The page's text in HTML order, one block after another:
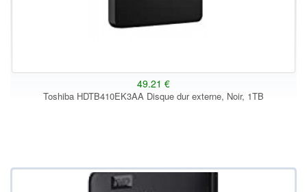
49.21 €
Toshiba HDTB410EK3AA Disque dur externe, Noir, 1TB